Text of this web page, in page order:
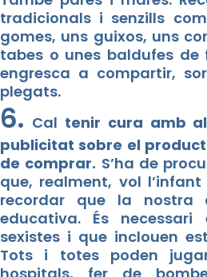
tradicionals i senzills
gomes, uns guixos, uns
tabes o unes baldufes de
engresca a compartir,
plegats.
6. Cal tenir cura amb
publicitat sobre el
de comprar. S’ha de
que, realment, vol
recordar que la
educativa. És
sexistes i que inclouen
Tots i totes poden